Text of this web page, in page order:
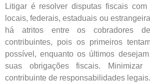
Litigar é resolver disputas fiscais com
locais, federais, estaduais ou
há atritos entre os cobradores
contribuintes, pois os primeiros
possível, enquanto os últimos
suas obrigações fiscais.
contribuinte de responsabilidades legais.